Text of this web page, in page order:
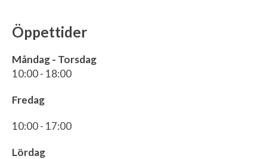
Öppettider
Måndag - Torsdag
10:00 - 18:00
Fredag
10:00 - 17:00
Lördag